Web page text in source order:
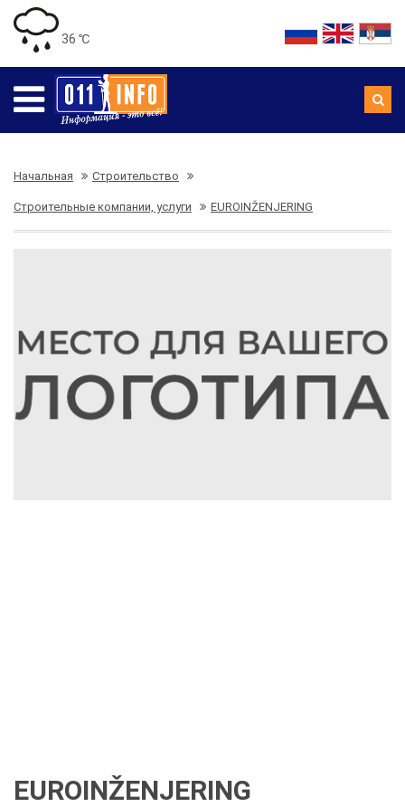
36 ℃
Начальная Строительство
Строительные компании, услуги EUROINŽENJERING
EUROINŽENJERING